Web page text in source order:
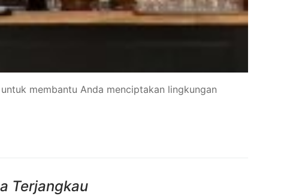
membantu Anda menciptakan lingkungan
Terjangkau